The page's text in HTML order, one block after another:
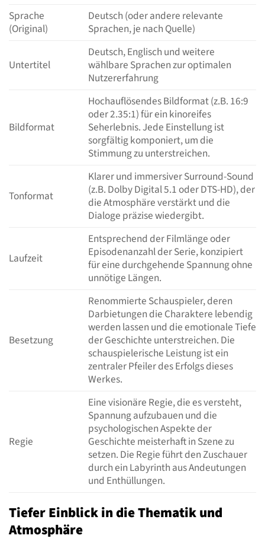
Sprache
(Original)
Deutsch (oder andere relevante
Sprachen, je nach Quelle)
Untertitel
Deutsch, Englisch und weitere
wählbare Sprachen zur optimalen
Nutzererfahrung
Bildformat
Hochauflösendes Bildformat (z.B. 16:9
oder 2.35:1) für ein kinoreifes
Seherlebnis. Jede Einstellung ist
sorgfältig komponiert, um die
Stimmung zu unterstreichen.
Tonformat
Klarer und immersiver Surround-Sound
(z.B. Dolby Digital 5.1 oder DTS-HD), der
die Atmosphäre verstärkt und die
Dialoge präzise wiedergibt.
Laufzeit
Entsprechend der Filmlänge oder
Episodenanzahl der Serie, konzipiert
für eine durchgehende Spannung ohne
unnötige Längen.
Besetzung
Renommierte Schauspieler, deren
Darbietungen die Charaktere lebendig
werden lassen und die emotionale Tiefe
der Geschichte unterstreichen. Die
schauspielerische Leistung ist ein
zentraler Pfeiler des Erfolgs dieses
Werkes.
Regie
Eine visionäre Regie, die es versteht,
Spannung aufzubauen und die
psychologischen Aspekte der
Geschichte meisterhaft in Szene zu
setzen. Die Regie führt den Zuschauer
durch ein Labyrinth aus Andeutungen
und Enthüllungen.
Tiefer Einblick in die Thematik und
Atmosphäre